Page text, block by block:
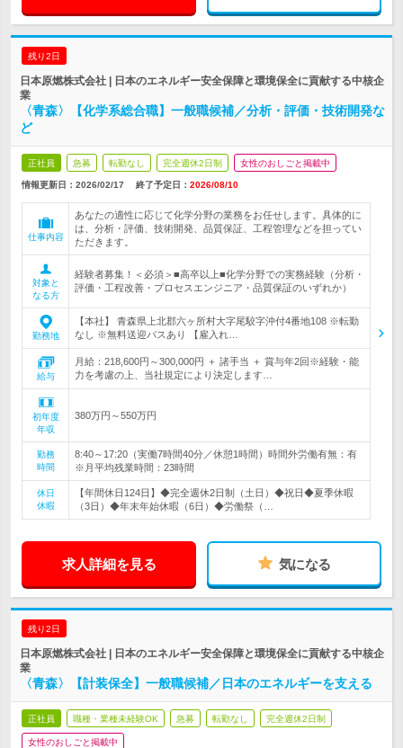
残り2日
日本原燃株式会社 | 日本のエネルギー安全保障と環境保全に貢献する中核企
業
〈青森〉【化学系総合職】一般職候補／分析・評価・技術開発な
ど
正社員 急募 転勤なし 完全週休2日制 女性のおしごと掲載中
情報更新日：2026/02/17 終了予定日： 2026/08/10
仕事内容
あなたの適性に応じて化学分野の業務をお任せします。具体的に
は、分析・評価、技術開発、品質保証、工程管理などを担ってい
ただきます。
対象と
なる方
経験者募集！＜必須＞■高卒以上■化学分野での実務経験（分析・
評価・工程改善・プロセスエンジニア・品質保証のいずれか）
勤務地
【本社】 青森県上北郡六ヶ所村大字尾駮字沖付4番地108 ※転勤
なし ※無料送迎バスあり 【雇入れ…
給与
月給：218,600円～300,000円 ＋ 諸手当 ＋ 賞与年2回※経験・能
力を考慮の上、当社規定により決定します…
初年度
年収
380万円～550万円
勤務
時間
8:40～17:20（実働7時間40分／休憩1時間）時間外労働有無：有
※月平均残業時間：23時間
休日
休暇
【年間休日124日】◆完全週休2日制（土日）◆祝日◆夏季休暇
（3日）◆年末年始休暇（6日）◆労働祭（…
求人詳細を見る 気になる
残り2日
日本原燃株式会社 | 日本のエネルギー安全保障と環境保全に貢献する中核企
業
〈青森〉【計装保全】一般職候補／日本のエネルギーを支える
正社員 職種・業種未経験OK 急募 転勤なし 完全週休2日制
女性のおしごと掲載中